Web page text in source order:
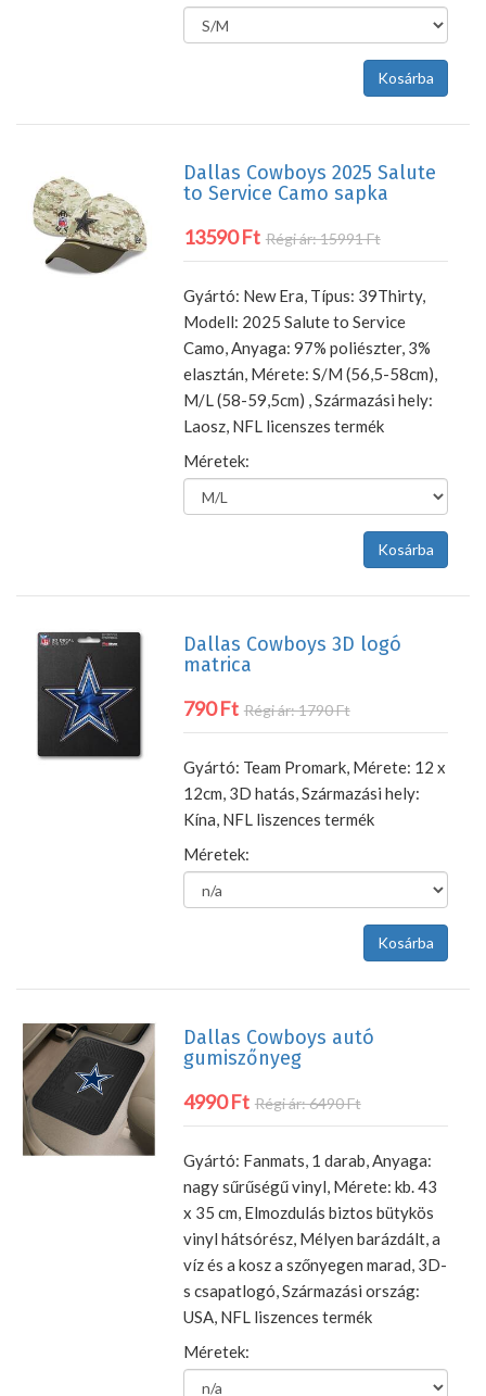
Dallas Cowboys 2025 Salute
to Service Camo sapka
13590 Ft Régi ár: 15991 Ft
Gyártó: New Era, Típus: 39Thirty,
Modell: 2025 Salute to Service
Camo, Anyaga: 97% poliészter, 3%
elasztán, Mérete: S/M (56,5-58cm),
M/L (58-59,5cm) , Származási hely:
Laosz, NFL licenszes termék
Méretek:
Dallas Cowboys 3D logó
matrica
790 Ft Régi ár: 1790 Ft
Gyártó: Team Promark, Mérete: 12 x
12cm, 3D hatás, Származási hely:
Kína, NFL liszences termék
Méretek:
Dallas Cowboys autó
gumiszőnyeg
4990 Ft Régi ár: 6490 Ft
Gyártó: Fanmats, 1 darab, Anyaga:
nagy sűrűségű vinyl, Mérete: kb. 43
x 35 cm, Elmozdulás biztos bütykös
vinyl hátsórész, Mélyen barázdált, a
víz és a kosz a szőnyegen marad, 3D-
s csapatlogó, Származási ország:
USA, NFL liszences termék
Méretek: